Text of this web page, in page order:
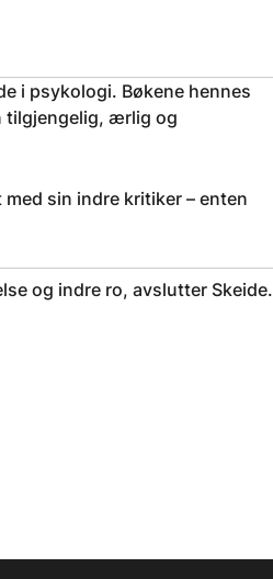
i psykologi. Bøkene hennes
tilgjengelig, ærlig og
sin indre kritiker – enten
og indre ro, avslutter Skeide.